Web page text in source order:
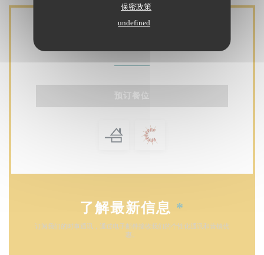
保密政策
undefined
预订餐位
了解最新信息 *
订阅我们的时事通讯，通过电子邮件接收我们的个性化通讯和营销优
惠。